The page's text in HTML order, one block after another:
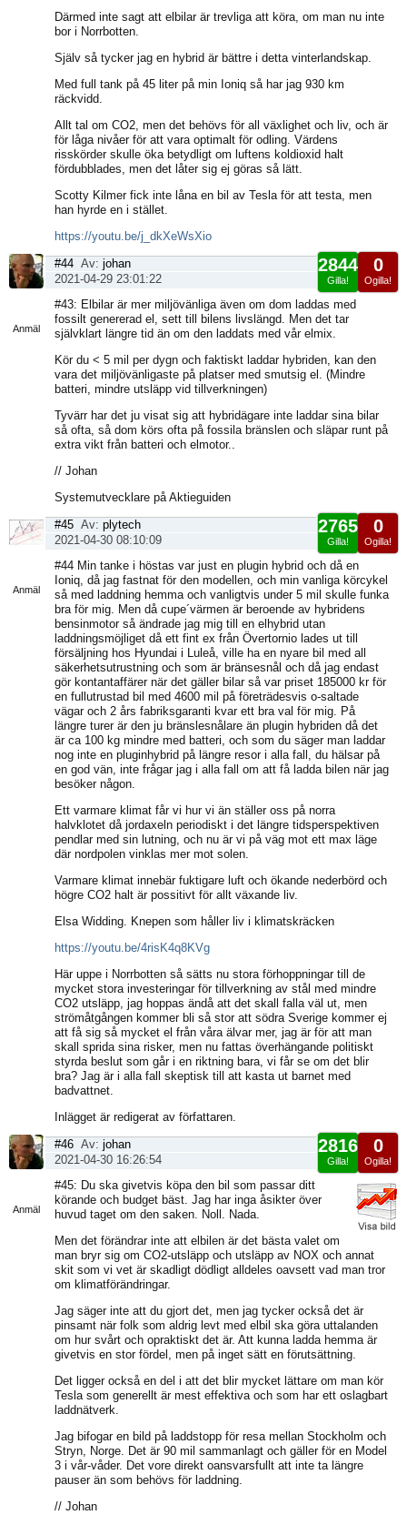
Därmed inte sagt att elbilar är trevliga att köra, om man nu inte
bor i Norrbotten.
Själv så tycker jag en hybrid är bättre i detta vinterlandskap.
Med full tank på 45 liter på min Ioniq så har jag 930 km
räckvidd.
Allt tal om CO2, men det behövs för all växlighet och liv, och är
för låga nivåer för att vara optimalt för odling. Värdens
risskörder skulle öka betydligt om luftens koldioxid halt
fördubblades, men det låter sig ej göras så lätt.
Scotty Kilmer fick inte låna en bil av Tesla för att testa, men
han hyrde en i stället.
https://youtu.be/j_dkXeWsXio
Anmäl
0
Ogilla!
2844
Gilla!
#44 Av: johan
2021-04-29 23:01:22
#43: Elbilar är mer miljövänliga även om dom laddas med
fossilt genererad el, sett till bilens livslängd. Men det tar
självklart längre tid än om den laddats med vår elmix.
Kör du < 5 mil per dygn och faktiskt laddar hybriden, kan den
vara det miljövänligaste på platser med smutsig el. (Mindre
batteri, mindre utsläpp vid tillverkningen)
Tyvärr har det ju visat sig att hybridägare inte laddar sina bilar
så ofta, så dom körs ofta på fossila bränslen och släpar runt på
extra vikt från batteri och elmotor..
// Johan
Systemutvecklare på Aktieguiden
Anmäl
0
Ogilla!
2765
Gilla!
#45 Av: plytech
2021-04-30 08:10:09
#44 Min tanke i höstas var just en plugin hybrid och då en
Ioniq, då jag fastnat för den modellen, och min vanliga körcykel
så med laddning hemma och vanligtvis under 5 mil skulle funka
bra för mig. Men då cupe´värmen är beroende av hybridens
bensinmotor så ändrade jag mig till en elhybrid utan
laddningsmöjliget då ett fint ex från Övertornio lades ut till
försäljning hos Hyundai i Luleå, ville ha en nyare bil med all
säkerhetsutrustning och som är bränsesnål och då jag endast
gör kontantaffärer när det gäller bilar så var priset 185000 kr för
en fullutrustad bil med 4600 mil på företrädesvis o-saltade
vägar och 2 års fabriksgaranti kvar ett bra val för mig. På
längre turer är den ju bränslesnålare än plugin hybriden då det
är ca 100 kg mindre med batteri, och som du säger man laddar
nog inte en pluginhybrid på längre resor i alla fall, du hälsar på
en god vän, inte frågar jag i alla fall om att få ladda bilen när jag
besöker någon.
Ett varmare klimat får vi hur vi än ställer oss på norra
halvklotet då jordaxeln periodiskt i det längre tidsperspektiven
pendlar med sin lutning, och nu är vi på väg mot ett max läge
där nordpolen vinklas mer mot solen.
Varmare klimat innebär fuktigare luft och ökande nederbörd och
högre CO2 halt är possitivt för allt växande liv.
Elsa Widding. Knepen som håller liv i klimatskräcken
https://youtu.be/4risK4q8KVg
Här uppe i Norrbotten så sätts nu stora förhoppningar till de
mycket stora investeringar för tillverkning av stål med mindre
CO2 utsläpp, jag hoppas ändå att det skall falla väl ut, men
strömåtgången kommer bli så stor att södra Sverige kommer ej
att få sig så mycket el från våra älvar mer, jag är för att man
skall sprida sina risker, men nu fattas överhängande politiskt
styrda beslut som går i en riktning bara, vi får se om det blir
bra? Jag är i alla fall skeptisk till att kasta ut barnet med
badvattnet.
Inlägget är redigerat av författaren.
Anmäl
0
Ogilla!
2816
Gilla!
#46 Av: johan
2021-04-30 16:26:54
#45: Du ska givetvis köpa den bil som passar ditt
körande och budget bäst. Jag har inga åsikter över
huvud taget om den saken. Noll. Nada.
Men det förändrar inte att elbilen är det bästa valet om
man bryr sig om CO2-utsläpp och utsläpp av NOX och annat
skit som vi vet är skadligt dödligt alldeles oavsett vad man tror
om klimatförändringar.
Jag säger inte att du gjort det, men jag tycker också det är
pinsamt när folk som aldrig levt med elbil ska göra uttalanden
om hur svårt och opraktiskt det är. Att kunna ladda hemma är
givetvis en stor fördel, men på inget sätt en förutsättning.
Det ligger också en del i att det blir mycket lättare om man kör
Tesla som generellt är mest effektiva och som har ett oslagbart
laddnätverk.
Jag bifogar en bild på laddstopp för resa mellan Stockholm och
Stryn, Norge. Det är 90 mil sammanlagt och gäller för en Model
3 i vår-våder. Det vore direkt oansvarsfullt att inte ta längre
pauser än som behövs för laddning.
// Johan